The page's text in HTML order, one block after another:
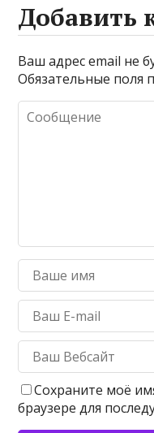
Добавить
Ваш адрес email не
Обязательные поля
Сохраните моё
браузере для